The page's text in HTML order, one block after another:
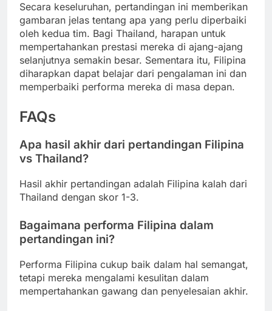
Secara keseluruhan, pertandingan ini memberikan
gambaran jelas tentang apa yang perlu diperbaiki
oleh kedua tim. Bagi Thailand, harapan untuk
mempertahankan prestasi mereka di ajang-ajang
selanjutnya semakin besar. Sementara itu, Filipina
diharapkan dapat belajar dari pengalaman ini dan
memperbaiki performa mereka di masa depan.
FAQs
Apa hasil akhir dari pertandingan Filipina
vs Thailand?
Hasil akhir pertandingan adalah Filipina kalah dari
Thailand dengan skor 1-3.
Bagaimana performa Filipina dalam
pertandingan ini?
Performa Filipina cukup baik dalam hal semangat,
tetapi mereka mengalami kesulitan dalam
mempertahankan gawang dan penyelesaian akhir.